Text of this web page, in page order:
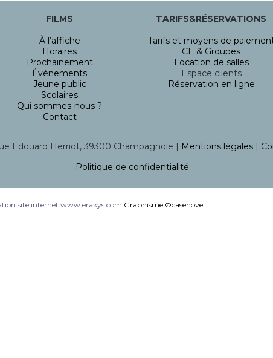
FILMS
À l’affiche
Horaires
Prochainement
Événements
Jeune public
Scolaires
Qui sommes-nous ?
Contact
TARIFS&RÉSERVATIONS
Tarifs et moyens de
CE & Groupes
Location de salles
Espace clients
Réservation en ligne
Edouard Herriot, 39300 Champagnole | Mentions légales|
Politique de confidentialité
site internet www.erakys.com Graphisme ©casenove